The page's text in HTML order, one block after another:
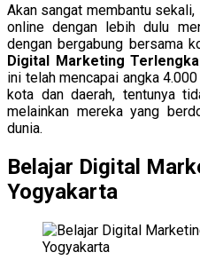
Akan sangat membantu
online dengan lebih dulu
dengan bergabung bersama
Digital Marketing
ini telah mencapai angka
kota dan daerah, tentunya
melainkan mereka yang
dunia.
Belajar Digital
Yogyakarta